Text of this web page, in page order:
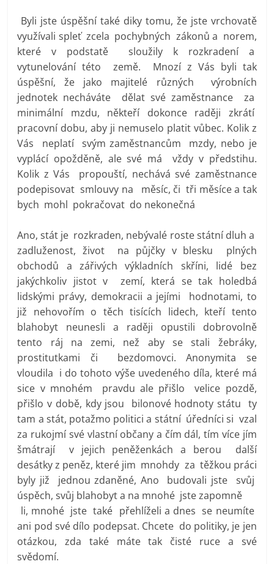
Byli jste úspěšní také diky tomu, že jste vrchovatě
využívali spleť zcela pochybných zákonů a norem,
které v podstatě sloužily k rozkradení a
vytunelování této země. Mnozí z Vás byli tak
úspěšní, že jako majitelé různých výrobních
jednotek necháváte dělat své zaměstnance za
minimální mzdu, někteří dokonce raději zkrátí
pracovní dobu, aby ji nemuselo platit vůbec. Kolik z
Vás neplatí svým zaměstnancům mzdy, nebo je
vyplácí opožděně, ale své má vždy v předstihu.
Kolik z Vás propouští, nechává své zaměstnance
podepisovat smlouvy na měsíc, či tři měsíce a tak
bych mohl pokračovat do nekonečná
Ano, stát je rozkraden, nebývalé roste státní dluh a
zadluženost, život na půjčky v blesku plných
obchodů a zářivých výkladních skříni, lidé bez
jakýchkoliv jistot v zemí, která se tak holedbá
lidskými právy, demokracii a jejími hodnotami, to
již nehovořím o těch tisících lidech, kteří tento
blahobyt neunesli a raději opustili dobrovolně
tento ráj na zemi, než aby se stali žebráky,
prostitutkami či bezdomovci. Anonymita se
vloudila i do tohoto výše uvedeného díla, které má
sice v mnohém pravdu ale přišlo velice pozdě,
přišlo v době, kdy jsou bilonové hodnoty státu ty
tam a stát, potažmo politici a státní úředníci si vzal
za rukojmí své vlastní občany a čím dál, tím více jím
šmátrají v jejich peněženkách a berou další
desátky z peněz, které jim mnohdy za těžkou práci
byly již jednou zdaněné, Ano budovali jste svůj
úspěch, svůj blahobyt a na mnohé jste zapomně
li, mnohé jste také přehlíželi a dnes se neumíte
ani pod své dílo podepsat. Chcete do politiky, je jen
otázkou, zda také máte tak čisté ruce a své
svědomí.